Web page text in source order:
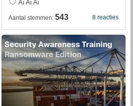
Ai Ai Ai
8 reacties
Aantal stemmen: 543